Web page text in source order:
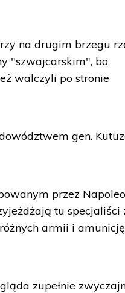
na drugim brzegu
"szwajcarskim", bo
walczyli po stronie
gen.
przez
tu specjaliści
armii i
zupełnie